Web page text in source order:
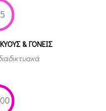
& ΓΟΝΕΙΣ